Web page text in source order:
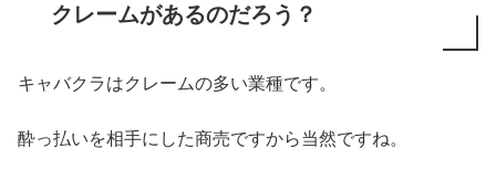
クレームがあるのだろう？
キャバクラはクレームの多い業種です。
酔っ払いを相手にした商売ですから当然ですね。